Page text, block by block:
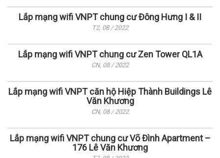
Lắp mạng wifi VNPT chung cư Đông Hưng I & II
T2, 08 / 2022
Lắp mạng wifi VNPT chung cư Zen Tower QL1A
CN, 08 / 2022
Lắp mạng wifi VNPT căn hộ Hiệp Thành Buildings Lê
Văn Khương
CN, 08 / 2022
Lắp mạng wifi VNPT chung cư Võ Đình Apartment –
176 Lê Văn Khương